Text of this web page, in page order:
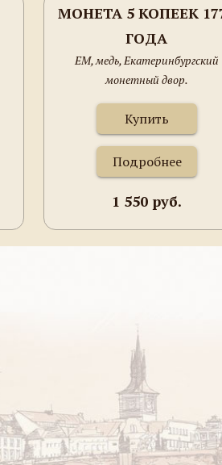
МОНЕТА 5 КОПЕЕК
ГОДА
ЕМ, медь, Екатеринбургский
монетный двор.
Купить
Подробнее
1 550 руб.